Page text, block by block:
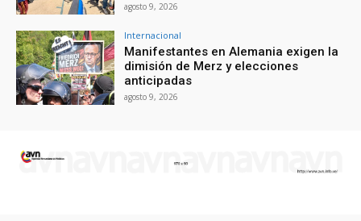
agosto 9, 2026
Internacional
Manifestantes en Alemania exigen la
dimisión de Merz y elecciones
anticipadas
agosto 9, 2026